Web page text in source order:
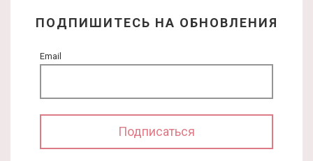
ПОДПИШИТЕСЬ НА ОБНОВЛЕНИЯ
Email